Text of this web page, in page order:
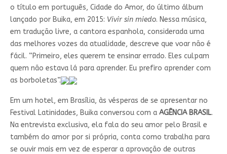
o título em português, Cidade do Amor, do último álbum
lançado por Buika, em 2015: Vivir sin miedo. Nessa música,
em tradução livre, a cantora espanhola, considerada uma
das melhores vozes da atualidade, descreve que voar não é
fácil. “Primeiro, eles querem te ensinar errado. Eles culpam
quem não estava lá para aprender. Eu prefiro aprender com
as borboletas”.
Em um hotel, em Brasília, às vésperas de se apresentar no
Festival Latinidades, Buika conversou com a AGÊNCIA BRASIL.
Na entrevista exclusiva, ela fala do seu amor pelo Brasil e
também do amor por si própria, conta como trabalha para
se ouvir mais em vez de esperar a aprovação de outras